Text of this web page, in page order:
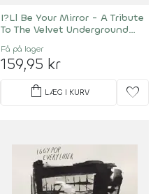
I?Ll Be Your Mirror - A Tribute
To The Velvet Underground
Få på lager
159,95 kr
shopping_bag LÆG I KURV favorite